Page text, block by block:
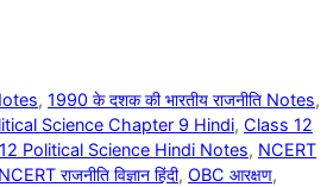
,1990 के दशक की भारतीय राजनीति Notes,
Science Chapter 9 Hindi, Class 12
Political Science Hindi Notes, NCERT
NCERT राजनीति विज्ञान हिंदी, OBC आरक्षण,